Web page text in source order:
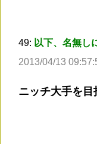
49: 以下、名無し
2013/04/13
ニッチ大手を目